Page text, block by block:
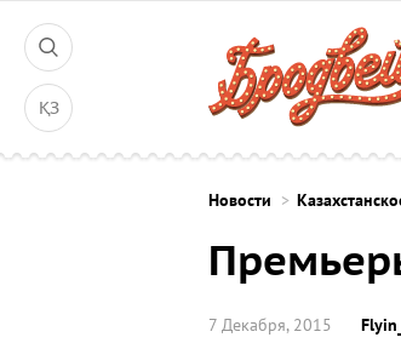
ҚЗ
Новости
7 Декабря, 2015